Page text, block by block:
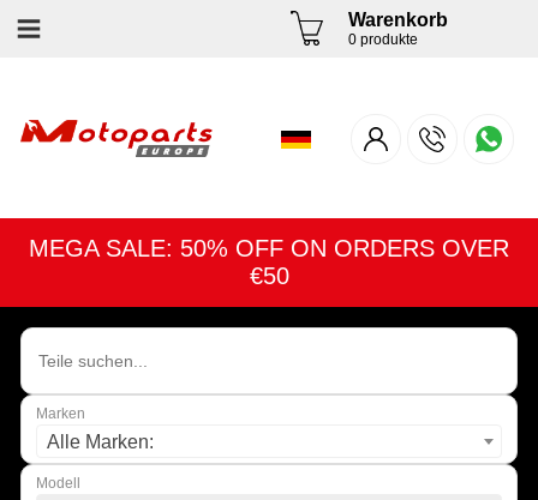
Warenkorb
0 produkte
MEGA SALE: 50% OFF ON ORDERS OVER
€50
Marken
Alle Marken:
Modell